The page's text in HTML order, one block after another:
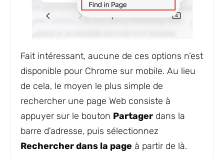
Fait intéressant, aucune de ces options n’est
disponible pour Chrome sur mobile. Au lieu
de cela, le moyen le plus simple de
rechercher une page Web consiste à
appuyer sur le bouton Partager dans la
barre d’adresse, puis sélectionnez
Rechercher dans la page à partir de là.